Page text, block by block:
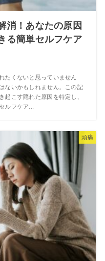
消！あなたの原因
る簡単セルフケア
たくないと思っていません
ないかもしれません。この記
起こす隠れた原因を特定し、
ルフケア...
頭痛